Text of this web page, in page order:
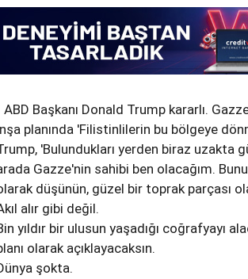
ABD Başkanı Donald Trump kararlı.
planında 'Filistinlilerin bu bölgeye
'Bulundukları yerden biraz uzakta
Gazze'nin sahibi ben olacağım.
düşünün, güzel bir toprak parçası
alır gibi değil.
yıldır bir ulusun yaşadığı coğrafyayı
olarak açıklayacaksın.
şokta.